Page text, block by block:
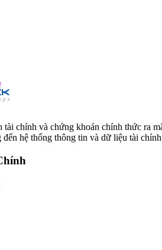
chính và chứng khoán chính thức ra
hệ thống thông tin và dữ liệu tài